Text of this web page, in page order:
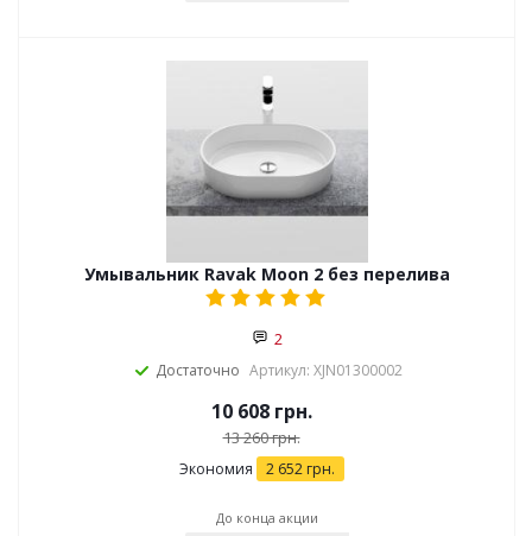
Умывальник Ravak Moon 2 без перелива
2
Достаточно Артикул: XJN01300002
10 608грн.
13 260грн.
Экономия 2 652грн.
До конца акции